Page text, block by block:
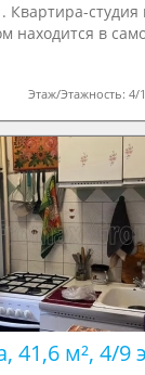
Квартира-
находится в
Этаж/Этажность: 4/
41,6 м², 4/9